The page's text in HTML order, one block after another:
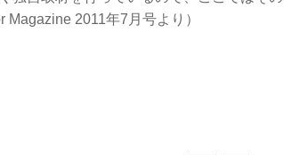
Magazine 2011年7月号より）